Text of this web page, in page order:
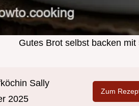
Gutes Brot selbst backen
Sally
2025
Zum